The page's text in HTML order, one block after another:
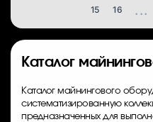
15 16 ...
Каталог
Каталог майнингового
систематизированную
предназначенных для